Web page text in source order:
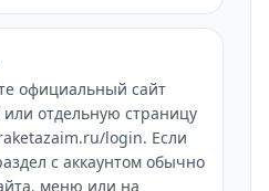
официальный сайт
отдельную страницу
login. Если
с аккаунтом обычно
меню или на